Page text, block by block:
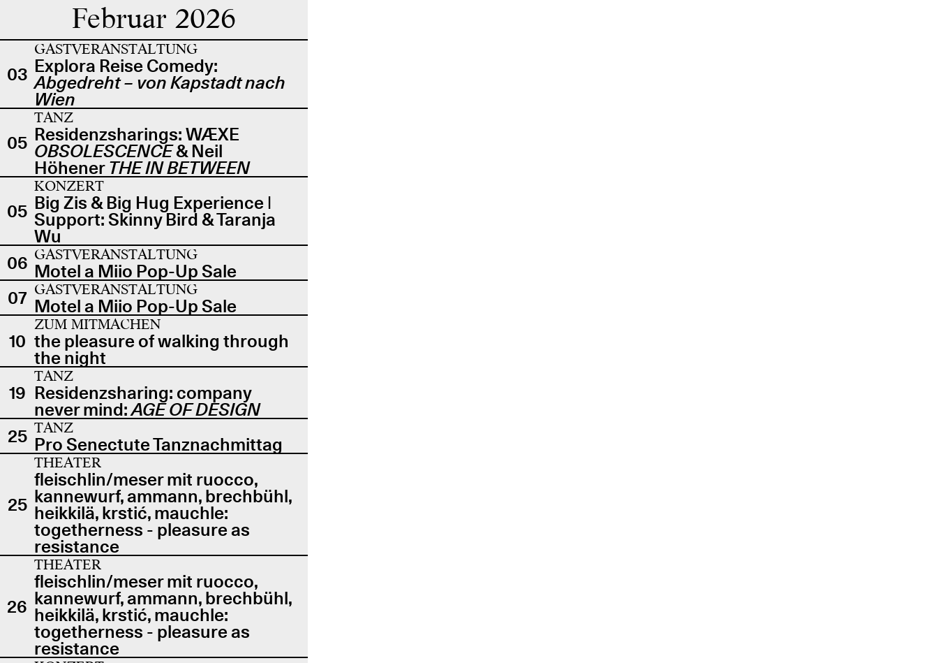
Februar 2026
03
GASTVERANSTALTUNG
Explora Reise Comedy:
Abgedreht – von Kapstadt nach
Wien
05
TANZ
Residenzsharings: WÆXE
OBSOLESCENCE& Neil
Höhener THE IN BETWEEN
05
KONZERT
Big Zis & Big Hug Experience |
Support: Skinny Bird & Taranja
Wu
06 GASTVERANSTALTUNG
Motel a Miio Pop-Up Sale
07 GASTVERANSTALTUNG
Motel a Miio Pop-Up Sale
10
ZUM MITMACHEN
the pleasure of walking through
the night
19
TANZ
Residenzsharing: company
never mind:AGE OF DESIGN
25 TANZ
Pro Senectute Tanznachmittag
25
THEATER
fleischlin/meser mit ruocco,
kannewurf, ammann, brechbühl,
heikkilä, krstić, mauchle:
togetherness - pleasure as
resistance
26
THEATER
fleischlin/meser mit ruocco,
kannewurf, ammann, brechbühl,
heikkilä, krstić, mauchle:
togetherness - pleasure as
resistance